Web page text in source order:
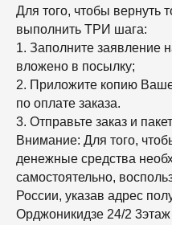
Для того, чтобы вернуть
выполнить ТРИ шага:
1. Заполните заявление
вложено в посылку;
2. Приложите копию
по оплате заказа.
3. Отправьте заказ и
Внимание: Для того,
денежные средства
самостоятельно,
России, указав адрес
Орджоникидзе 24/2